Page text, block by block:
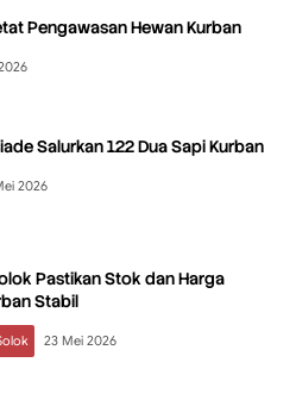
Pengawasan Hewan Kurban
Salurkan 122 Dua Sapi Kurban
2026
Pastikan Stok dan Harga
Stabil
23 Mei 2026